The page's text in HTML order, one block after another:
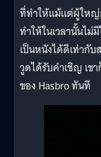
ที่ทำให้แม้แต่ผู้ใหญ่
ทำให้ในเวลานั้นไม่
เป็นหนังได้ดีเท่ากั
วูดได้รับคำเชิญ เข
ของ Hasbro ทันที